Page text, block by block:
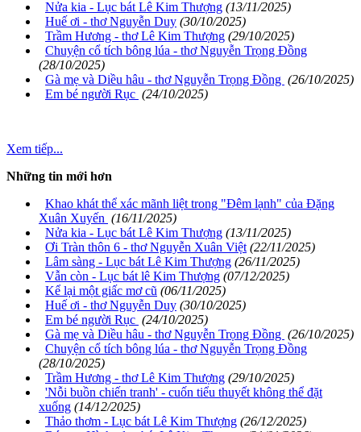
Nửa kia - Lục bát Lê Kim Thượng (13/11/2025)
Huế ơi - thơ Nguyễn Duy (30/10/2025)
Trầm Hương - thơ Lê Kim Thượng (29/10/2025)
Chuyện cổ tích bông lúa - thơ Nguyễn Trọng Đồng
(28/10/2025)
Gà mẹ và Diều hâu - thơ Nguyễn Trọng Đồng (26/10/2025)
Em bé người Rục (24/10/2025)
Xem tiếp...
Những tin mới hơn
Khao khát thể xác mãnh liệt trong "Đêm lạnh" của Đặng
Xuân Xuyến (16/11/2025)
Nửa kia - Lục bát Lê Kim Thượng (13/11/2025)
Ơi Tràn thôn 6 - thơ Nguyễn Xuân Việt (22/11/2025)
Lâm sàng - Lục bát Lê Kim Thượng (26/11/2025)
Vẫn còn - Lục bát lê Kim Thượng (07/12/2025)
Kể lại một giấc mơ cũ (06/11/2025)
Huế ơi - thơ Nguyễn Duy (30/10/2025)
Em bé người Rục (24/10/2025)
Gà mẹ và Diều hâu - thơ Nguyễn Trọng Đồng (26/10/2025)
Chuyện cổ tích bông lúa - thơ Nguyễn Trọng Đồng
(28/10/2025)
Trầm Hương - thơ Lê Kim Thượng (29/10/2025)
'Nỗi buồn chiến tranh' - cuốn tiểu thuyết không thể đặt
xuống (14/12/2025)
Thảo thơm - Lục bát Lê Kim Thượng (26/12/2025)